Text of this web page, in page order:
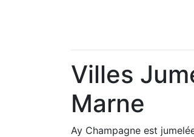
Villes
Marne
Ay Champagne est